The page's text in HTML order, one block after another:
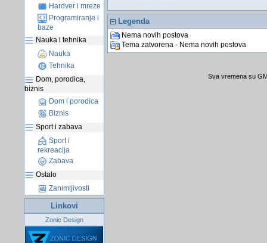
Hardver i mreze
Programiranje i
baze
Nauka i tehnika
Nauka
Tehnika
Dom, porodica,
biznis
Dom i porodica
Biznis
Sport i zabava
Sport i
rekreacija
Zabava
Ostalo
Zanimljivosti
Linkovi
Zonic Design
Legenda
Nema novih postova
Tema zatvorena - Nema novih postova
Sva vremena su